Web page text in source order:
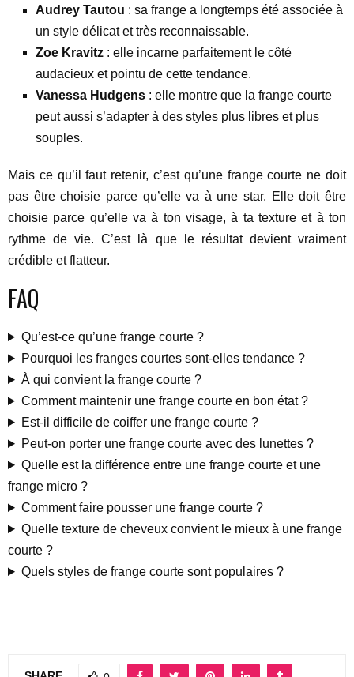
Audrey Tautou : sa frange a longtemps été associée à
un style délicat et très reconnaissable.
Zoe Kravitz : elle incarne parfaitement le côté
audacieux et pointu de cette tendance.
Vanessa Hudgens : elle montre que la frange courte
peut aussi s’adapter à des styles plus libres et plus
souples.
Mais ce qu’il faut retenir, c’est qu’une frange courte ne doit
pas être choisie parce qu’elle va à une star. Elle doit être
choisie parce qu’elle va à ton visage, à ta texture et à ton
rythme de vie. C’est là que le résultat devient vraiment
crédible et flatteur.
FAQ
Qu’est-ce qu’une frange courte ?
Pourquoi les franges courtes sont-elles tendance ?
À qui convient la frange courte ?
Comment maintenir une frange courte en bon état ?
Est-il difficile de coiffer une frange courte ?
Peut-on porter une frange courte avec des lunettes ?
Quelle est la différence entre une frange courte et une
frange micro ?
Comment faire pousser une frange courte ?
Quelle texture de cheveux convient le mieux à une frange
courte ?
Quels styles de frange courte sont populaires ?